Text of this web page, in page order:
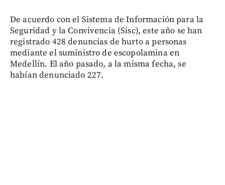
De acuerdo con el Sistema de Información para la
Seguridad y la Convivencia (Sisc), este año se han
registrado 428 denuncias de hurto a personas
mediante el suministro de escopolamina en
Medellín. El año pasado, a la misma fecha, se
habían denunciado 227.